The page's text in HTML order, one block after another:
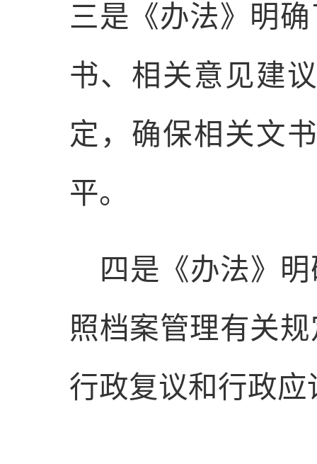
三是 《办法》明
书、相关意见建
定，确保相关文
平。
四是《办法》
照档案管理有关
行政复议和行政